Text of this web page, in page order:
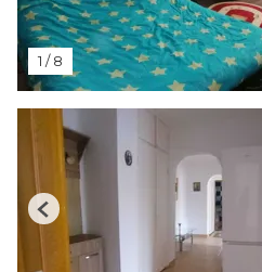
1 /8
Previous